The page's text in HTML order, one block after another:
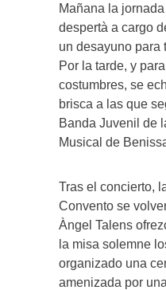
Mañana la
despertà a cargo
un desayuno para
Por la tarde, y
costumbres, se
brisca a las que
Banda Juvenil de
Musical de
Tras el concierto,
Convento se
Àngel Talens
la misa solemne
organizado una
amenizada por